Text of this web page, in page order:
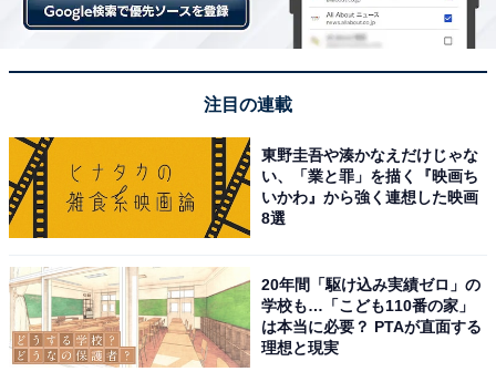
注目の連載
東野圭吾や湊かなえだけじゃな
い、「業と罪」を描く『映画ち
いかわ』から強く連想した映画
8選
20年間「駆け込み実績ゼロ」の
学校も…「こども110番の家」
は本当に必要？ PTAが直面する
理想と現実